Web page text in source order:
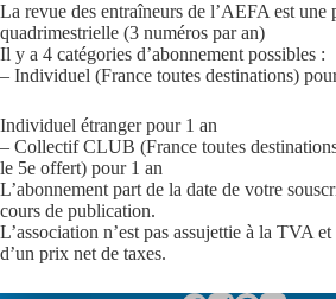
La revue des entraîneurs de l’AEFA est une
quadrimestrielle (3 numéros par an)
Il y a 4 catégories d’abonnement possibles :
– Individuel (France toutes destinations)
Individuel étranger pour 1 an
– Collectif CLUB (France toutes
le 5e offert) pour 1 an
L’abonnement part de la date de votre
cours de publication.
L’association n’est pas assujettie à la TVA
d’un prix net de taxes.